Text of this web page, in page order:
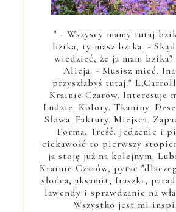
" - Wszyscy mamy tutaj
bzika, ty masz bzika. -
wiedzieć, że ja mam bzika?
Alicja. - Musisz mieć.
przyszłabyś tutaj."
Krainie Czarów. Interesuje
Ludzie. Kolory. Tkaniny.
Słowa. Faktury. Miejsca.
Forma. Treść. Jedzenie i
ciekawość to pierwszy
ja stoję już na kolejnym.
Krainie Czarów, pytać
słońca, aksamit, fraszki,
lawendy i sprawdzanie na
Wszystko jest mi